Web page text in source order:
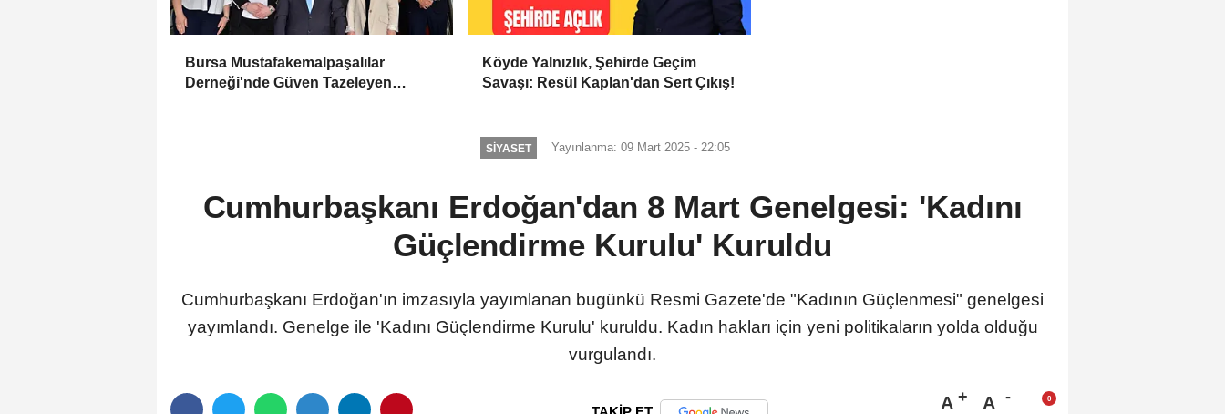
Bursa Mustafakemalpaşalılar
Derneği'nde Güven Tazeleyen
Köyde Yalnızlık, Şehirde Geçim
Savaşı: Resül Kaplan'dan Sert Çıkış!
SIYASET Yayınlanma: 09 Mart 2025 - 22:05
Cumhurbaşkanı Erdoğan'dan 8 Mart Genelgesi: 'Kadını
Güçlendirme Kurulu' Kuruldu
Cumhurbaşkanı Erdoğan'ın imzasıyla yayımlanan bugünkü Resmi Gazete'de "Kadının Güçlenmesi" genelgesi
yayımlandı. Genelge ile 'Kadını Güçlendirme Kurulu' kuruldu. Kadın hakları için yeni politikaların yolda olduğu
vurgulandı.
A A